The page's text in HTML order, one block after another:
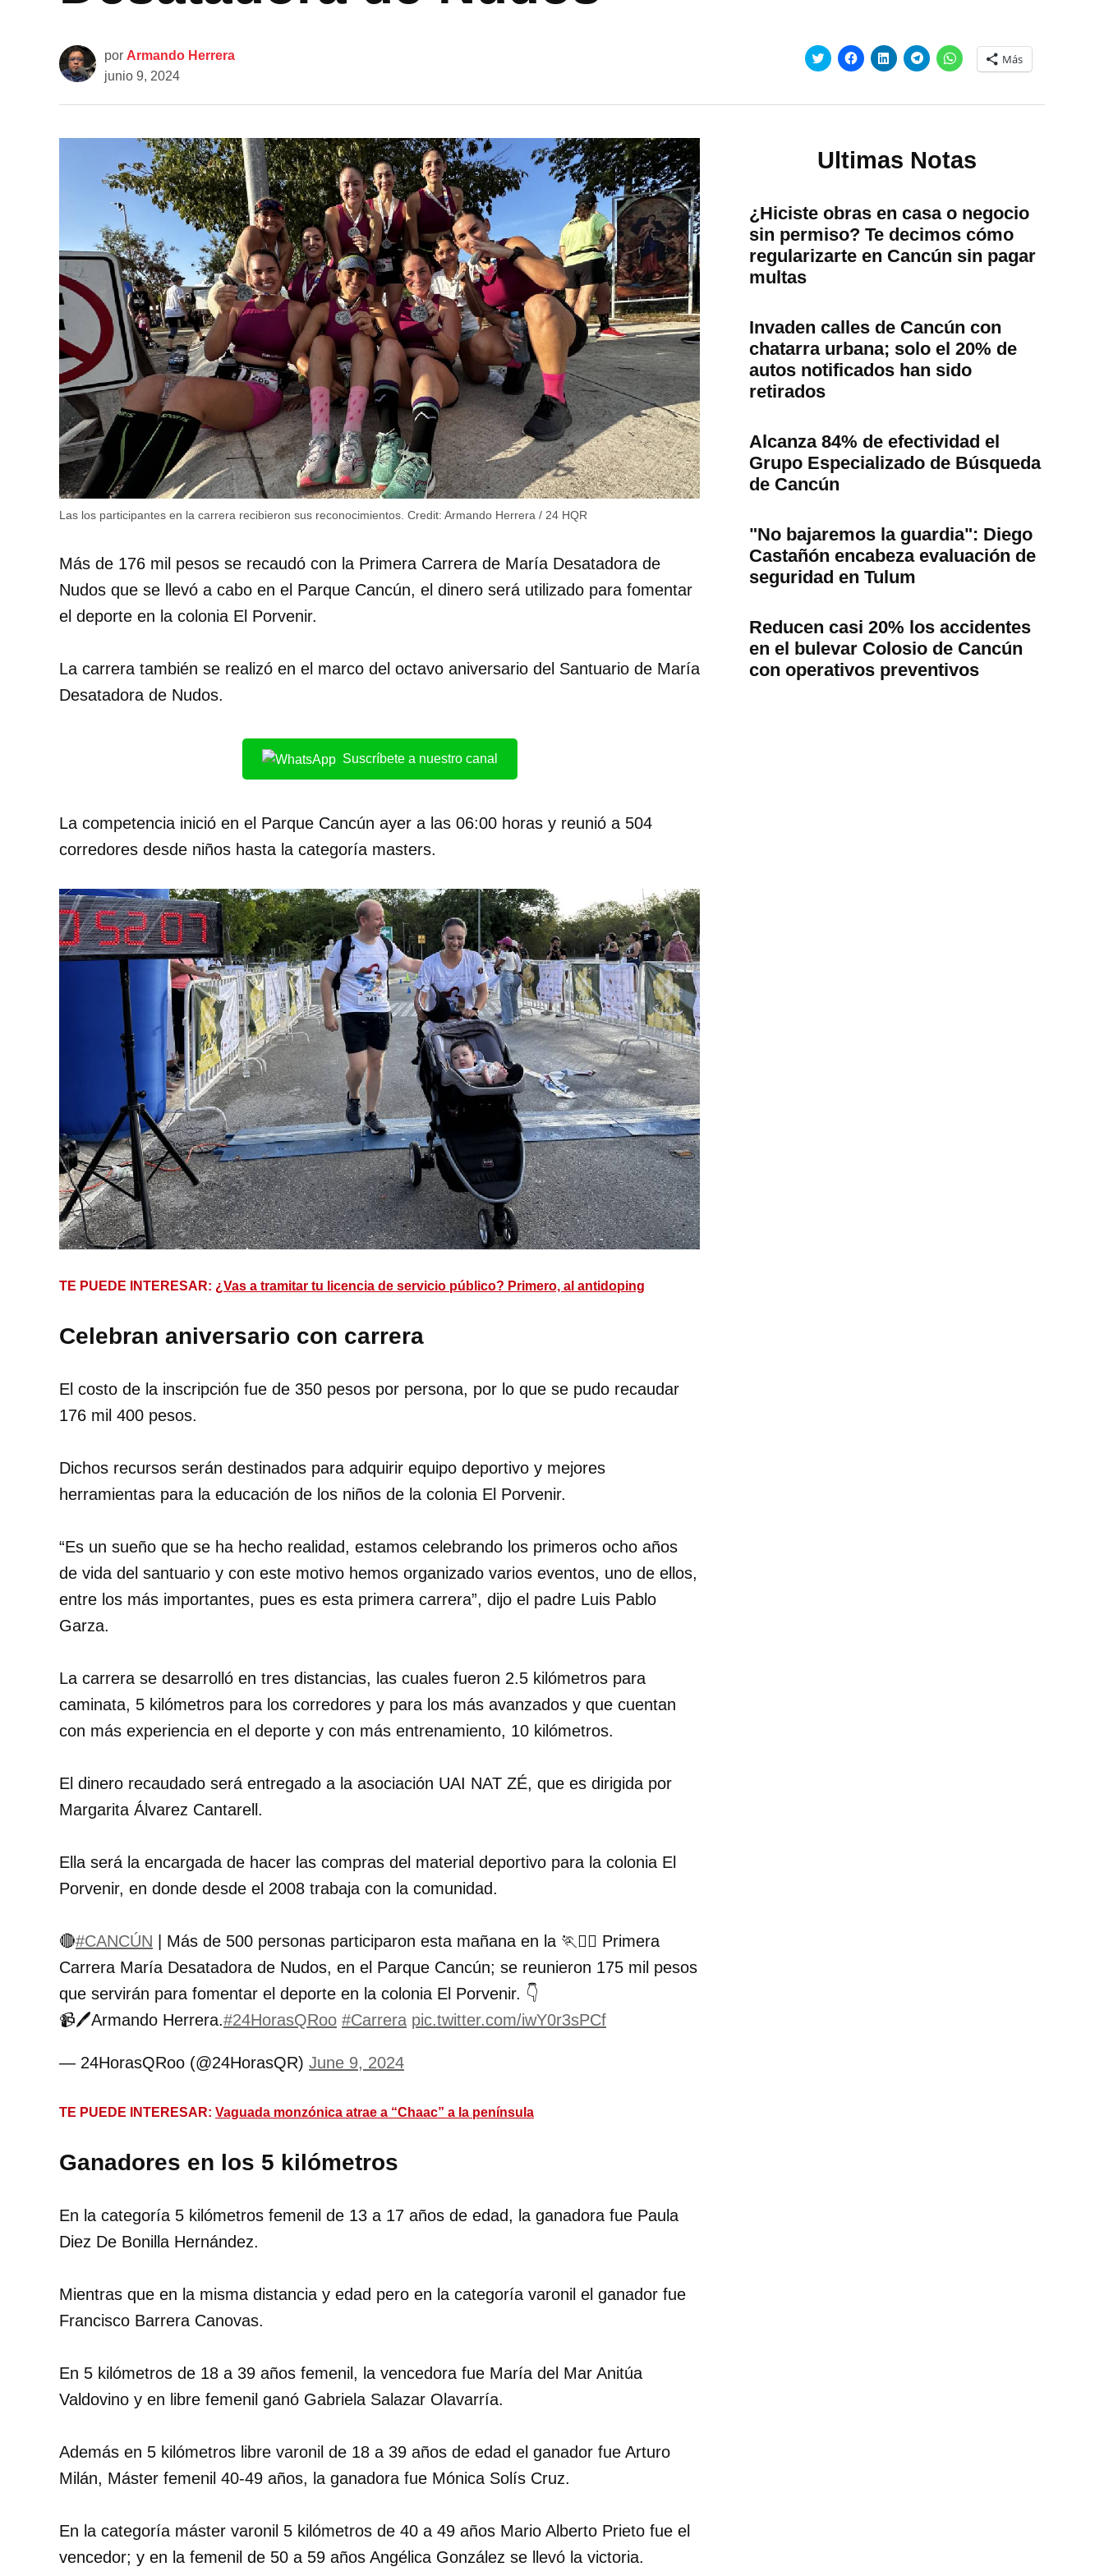
por Armando Herrera
junio 9, 2024
Haz
clic
Twitter
una
ventana
Haz
clic
Facebook
una
ventana
Haz
clic
LinkedIn
una
ventana
Haz
clic
Telegram
una
ventana
Haz
clic
WhatsApp
una
ventana
Más
Las los participantes en la carrera recibieron sus reconocimientos. Credit: Armando Herrera / 24 HQR
Más de 176 mil pesos se recaudó con la Primera Carrera de María Desatadora de
Nudos que se llevó a cabo en el Parque Cancún, el dinero será utilizado para fomentar
el deporte en la colonia El Porvenir.
La carrera también se realizó en el marco del octavo aniversario del Santuario de María
Desatadora de Nudos.
Suscríbete a nuestro canal
La competencia inició en el Parque Cancún ayer a las 06:00 horas y reunió a 504
corredores desde niños hasta la categoría masters.
TE PUEDE INTERESAR: ¿Vas a tramitar tu licencia de servicio público? Primero, al antidoping
Celebran aniversario con carrera
El costo de la inscripción fue de 350 pesos por persona, por lo que se pudo recaudar
176 mil 400 pesos.
Dichos recursos serán destinados para adquirir equipo deportivo y mejores
herramientas para la educación de los niños de la colonia El Porvenir.
“Es un sueño que se ha hecho realidad, estamos celebrando los primeros ocho años
de vida del santuario y con este motivo hemos organizado varios eventos, uno de ellos,
entre los más importantes, pues es esta primera carrera”, dijo el padre Luis Pablo
Garza.
La carrera se desarrolló en tres distancias, las cuales fueron 2.5 kilómetros para
caminata, 5 kilómetros para los corredores y para los más avanzados y que cuentan
con más experiencia en el deporte y con más entrenamiento, 10 kilómetros.
El dinero recaudado será entregado a la asociación UAI NAT ZÉ, que es dirigida por
Margarita Álvarez Cantarell.
Ella será la encargada de hacer las compras del material deportivo para la colonia El
Porvenir, en donde desde el 2008 trabaja con la comunidad.
🔴#CANCÚN | Más de 500 personas participaron esta mañana en la 🏃🏃‍♂️ Primera
Carrera María Desatadora de Nudos, en el Parque Cancún; se reunieron 175 mil pesos
que servirán para fomentar el deporte en la colonia El Porvenir. 👇
📹🖊️Armando Herrera.#24HorasQRoo #Carrera pic.twitter.com/iwY0r3sPCf
— 24HorasQRoo (@24HorasQR) June 9, 2024
TE PUEDE INTERESAR: Vaguada monzónica atrae a “Chaac” a la península
Ganadores en los 5 kilómetros
En la categoría 5 kilómetros femenil de 13 a 17 años de edad, la ganadora fue Paula
Diez De Bonilla Hernández.
Mientras que en la misma distancia y edad pero en la categoría varonil el ganador fue
Francisco Barrera Canovas.
En 5 kilómetros de 18 a 39 años femenil, la vencedora fue María del Mar Anitúa
Valdovino y en libre femenil ganó Gabriela Salazar Olavarría.
Además en 5 kilómetros libre varonil de 18 a 39 años de edad el ganador fue Arturo
Milán, Máster femenil 40-49 años, la ganadora fue Mónica Solís Cruz.
En la categoría máster varonil 5 kilómetros de 40 a 49 años Mario Alberto Prieto fue el
vencedor; y en la femenil de 50 a 59 años Angélica González se llevó la victoria.
Ultimas Notas
¿Hiciste obras en casa o negocio
sin permiso? Te decimos cómo
regularizarte en Cancún sin pagar
multas
Invaden calles de Cancún con
chatarra urbana; solo el 20% de
autos notificados han sido
retirados
Alcanza 84% de efectividad el
Grupo Especializado de Búsqueda
de Cancún
"No bajaremos la guardia": Diego
Castañón encabeza evaluación de
seguridad en Tulum
Reducen casi 20% los accidentes
en el bulevar Colosio de Cancún
con operativos preventivos